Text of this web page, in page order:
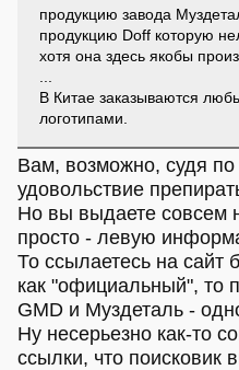
продукцию завода
продукцию Doff которую
хотя она здесь якобы
...
В Китае заказываются
логотипами.
Вам, возможно, судя по
удовольствие
Но вы выдаете совсем
просто - левую
То ссылаетесь на
как "официальный", то
GMD и Муздеталь -
Ну несерьезно как-то
ссылки, что поисковик